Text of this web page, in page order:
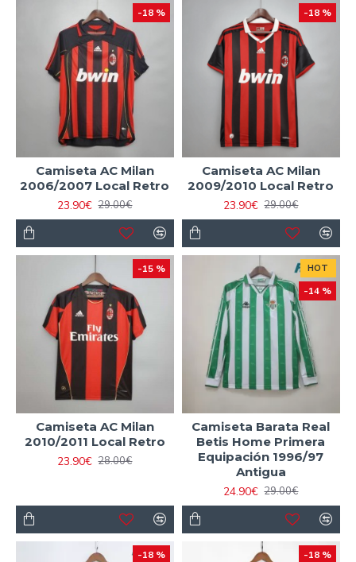
-18 %
Camiseta AC Milan
2006/2007 Local Retro
23.90€ 29.00€
-18 %
Camiseta AC Milan
2009/2010 Local Retro
23.90€ 29.00€
-15 %
Camiseta AC Milan
2010/2011 Local Retro
23.90€ 28.00€
HOT
-14 %
Camiseta Barata Real
Betis Home Primera
Equipación 1996/97
Antigua
24.90€ 29.00€
-18 % -18 %